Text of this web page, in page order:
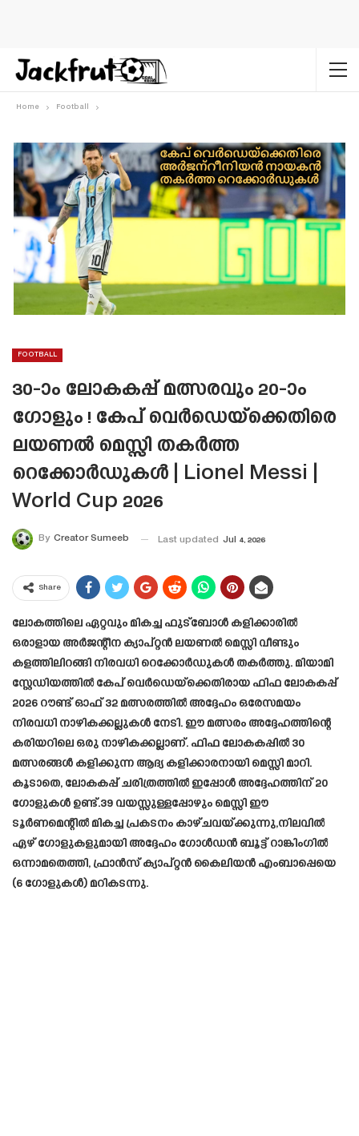
Home Football
FOOTBALL
30-ാം ലോകകപ്പ് മത്സരവും 20-ാം
ഗോളും ! കേപ് വെർഡെയ്‌ക്കെതിരെ
ലയണൽ മെസ്സി തകർത്ത
റെക്കോർഡുകൾ | Lionel Messi |
World Cup 2026
By Creator Sumeeb Last updated Jul 4, 2026
Share
ലോകത്തിലെ ഏറ്റവും മികച്ച ഫുട്ബോൾ കളിക്കാരിൽ
ഒരാളായ അർജന്റീന ക്യാപ്റ്റൻ ലയണൽ മെസ്സി വീണ്ടും
കളത്തിലിറങ്ങി നിരവധി റെക്കോർഡുകൾ തകർത്തു. മിയാമി
സ്റ്റേഡിയത്തിൽ കേപ് വെർഡെയ്‌ക്കെതിരായ ഫിഫ ലോകകപ്പ്
2026 റൗണ്ട് ഓഫ് 32 മത്സരത്തിൽ അദ്ദേഹം ഒരേസമയം
നിരവധി നാഴികക്കല്ലുകൾ നേടി. ഈ മത്സരം അദ്ദേഹത്തിന്റെ
കരിയറിലെ ഒരു നാഴികക്കല്ലാണ്. ഫിഫ ലോകകപ്പിൽ 30
മത്സരങ്ങൾ കളിക്കുന്ന ആദ്യ കളിക്കാരനായി മെസ്സി മാറി.
കൂടാതെ, ലോകകപ്പ് ചരിത്രത്തിൽ ഇപ്പോൾ അദ്ദേഹത്തിന് 20
ഗോളുകൾ ഉണ്ട്.39 വയസ്സുള്ളപ്പോഴും മെസ്സി ഈ
ടൂർണമെന്റിൽ മികച്ച പ്രകടനം കാഴ്ചവയ്ക്കുന്നു,നിലവിൽ
ഏഴ് ഗോളുകളുമായി അദ്ദേഹം ഗോൾഡൻ ബൂട്ട് റാങ്കിംഗിൽ
ഒന്നാമതെത്തി, ഫ്രാൻസ് ക്യാപ്റ്റൻ കൈലിയൻ എംബാപ്പെയെ
(6 ഗോളുകൾ) മറികടന്നു.